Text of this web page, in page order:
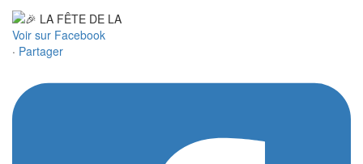
Voir sur Facebook
· Partager